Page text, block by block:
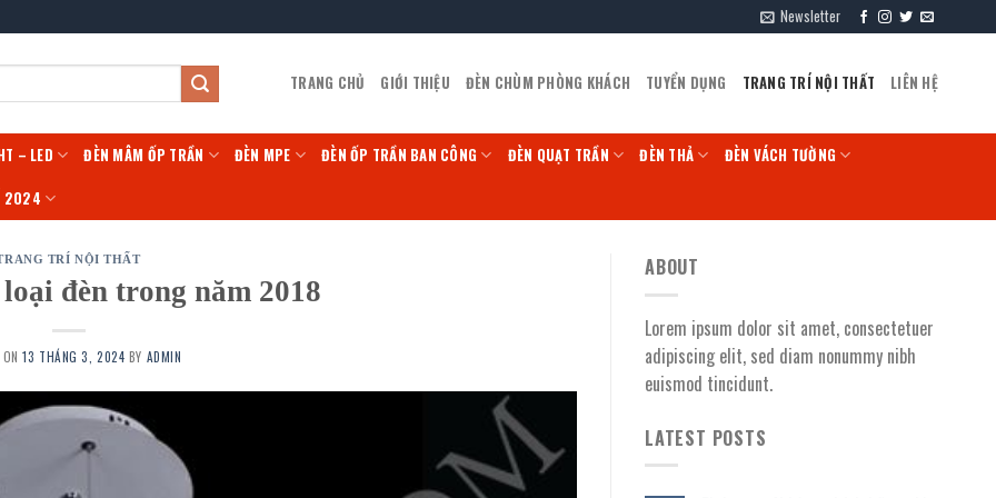
Newsletter
TRANG CHỦ GIỚI THIỆU ĐÈN CHÙM PHÒNG KHÁCH TUYỂN DỤNG TRANG TRÍ NỘI THẤT LIÊN HỆ
– LED ĐÈN MÂM ỐP TRẦN ĐÈN MPE ĐÈN ỐP TRẦN BAN CÔNG ĐÈN QUẠT TRẦN ĐÈN THẢ ĐÈN VÁCH TƯỜNG
2024
TRÍ NỘI THẤT
đèn trong năm 2018
ON13 THÁNG 3, 2024 BY ADMIN
ABOUT
Lorem ipsum dolor sit amet, consectetuer
adipiscing elit, sed diam nonummy nibh
euismod tincidunt.
LATEST POSTS